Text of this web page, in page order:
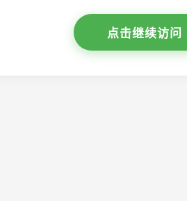
点击继续访问